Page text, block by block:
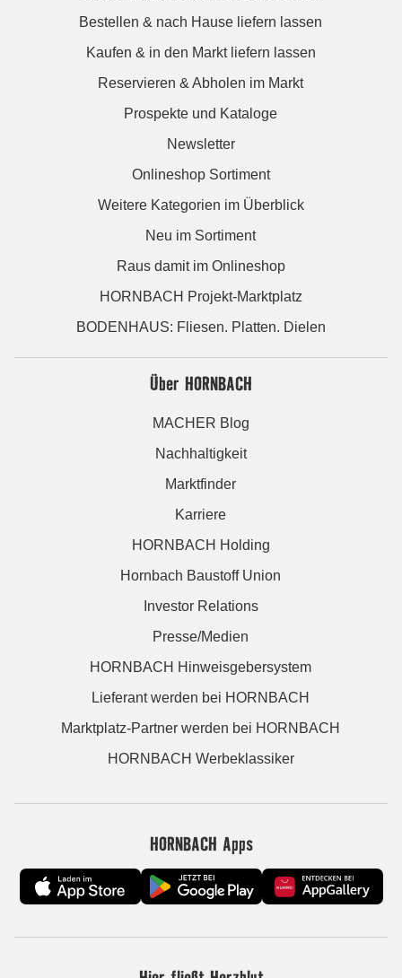
Bestellen & nach Hause liefern lassen
Kaufen & in den Markt liefern lassen
Reservieren & Abholen im Markt
Prospekte und Kataloge
Newsletter
Onlineshop Sortiment
Weitere Kategorien im Überblick
Neu im Sortiment
Raus damit im Onlineshop
HORNBACH Projekt-Marktplatz
BODENHAUS: Fliesen. Platten. Dielen
Über HORNBACH
MACHER Blog
Nachhaltigkeit
Marktfinder
Karriere
HORNBACH Holding
Hornbach Baustoff Union
Investor Relations
Presse/Medien
HORNBACH Hinweisgebersystem
Lieferant werden bei HORNBACH
Marktplatz-Partner werden bei HORNBACH
HORNBACH Werbeklassiker
HORNBACH Apps